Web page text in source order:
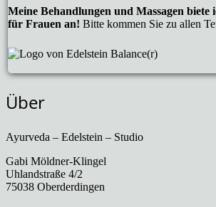
Meine Behandlungen und Massagen biete
für Frauen an! Bitte kommen Sie zu allen
Über
Ayurveda – Edelstein – Studio
Gabi Möldner-Klingel
Uhlandstraße 4/2
75038 Oberderdingen